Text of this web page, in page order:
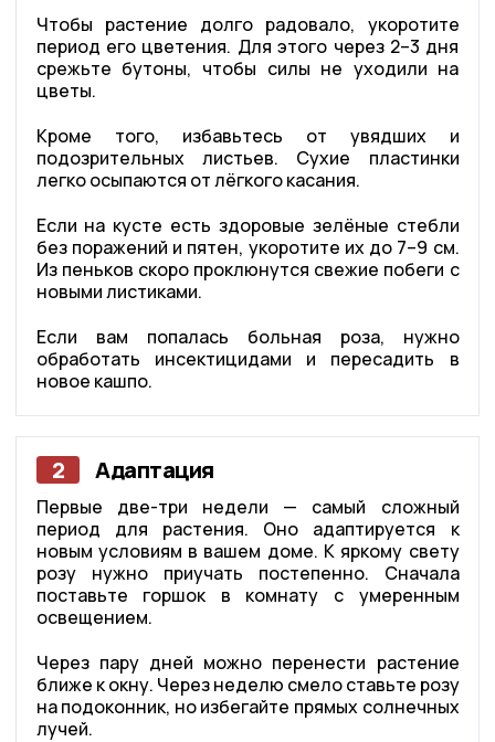
Чтобы растение долго радовало, укоротите
период его цветения. Для этого через 2–3 дня
срежьте бутоны, чтобы силы не уходили на
цветы.
Кроме того, избавьтесь от увядших и
подозрительных листьев. Сухие пластинки
легко осыпаются от лёгкого касания.
Если на кусте есть здоровые зелёные стебли
без поражений и пятен, укоротите их до 7–9 см.
Из пеньков скоро проклюнутся свежие побеги с
новыми листиками.
Если вам попалась больная роза, нужно
обработать инсектицидами и пересадить в
новое кашпо.
2 Адаптация
Первые две-три недели — самый сложный
период для растения. Оно адаптируется к
новым условиям в вашем доме. К яркому свету
розу нужно приучать постепенно. Сначала
поставьте горшок в комнату с умеренным
освещением.
Через пару дней можно перенести растение
ближе к окну. Через неделю смело ставьте розу
на подоконник, но избегайте прямых солнечных
лучей.